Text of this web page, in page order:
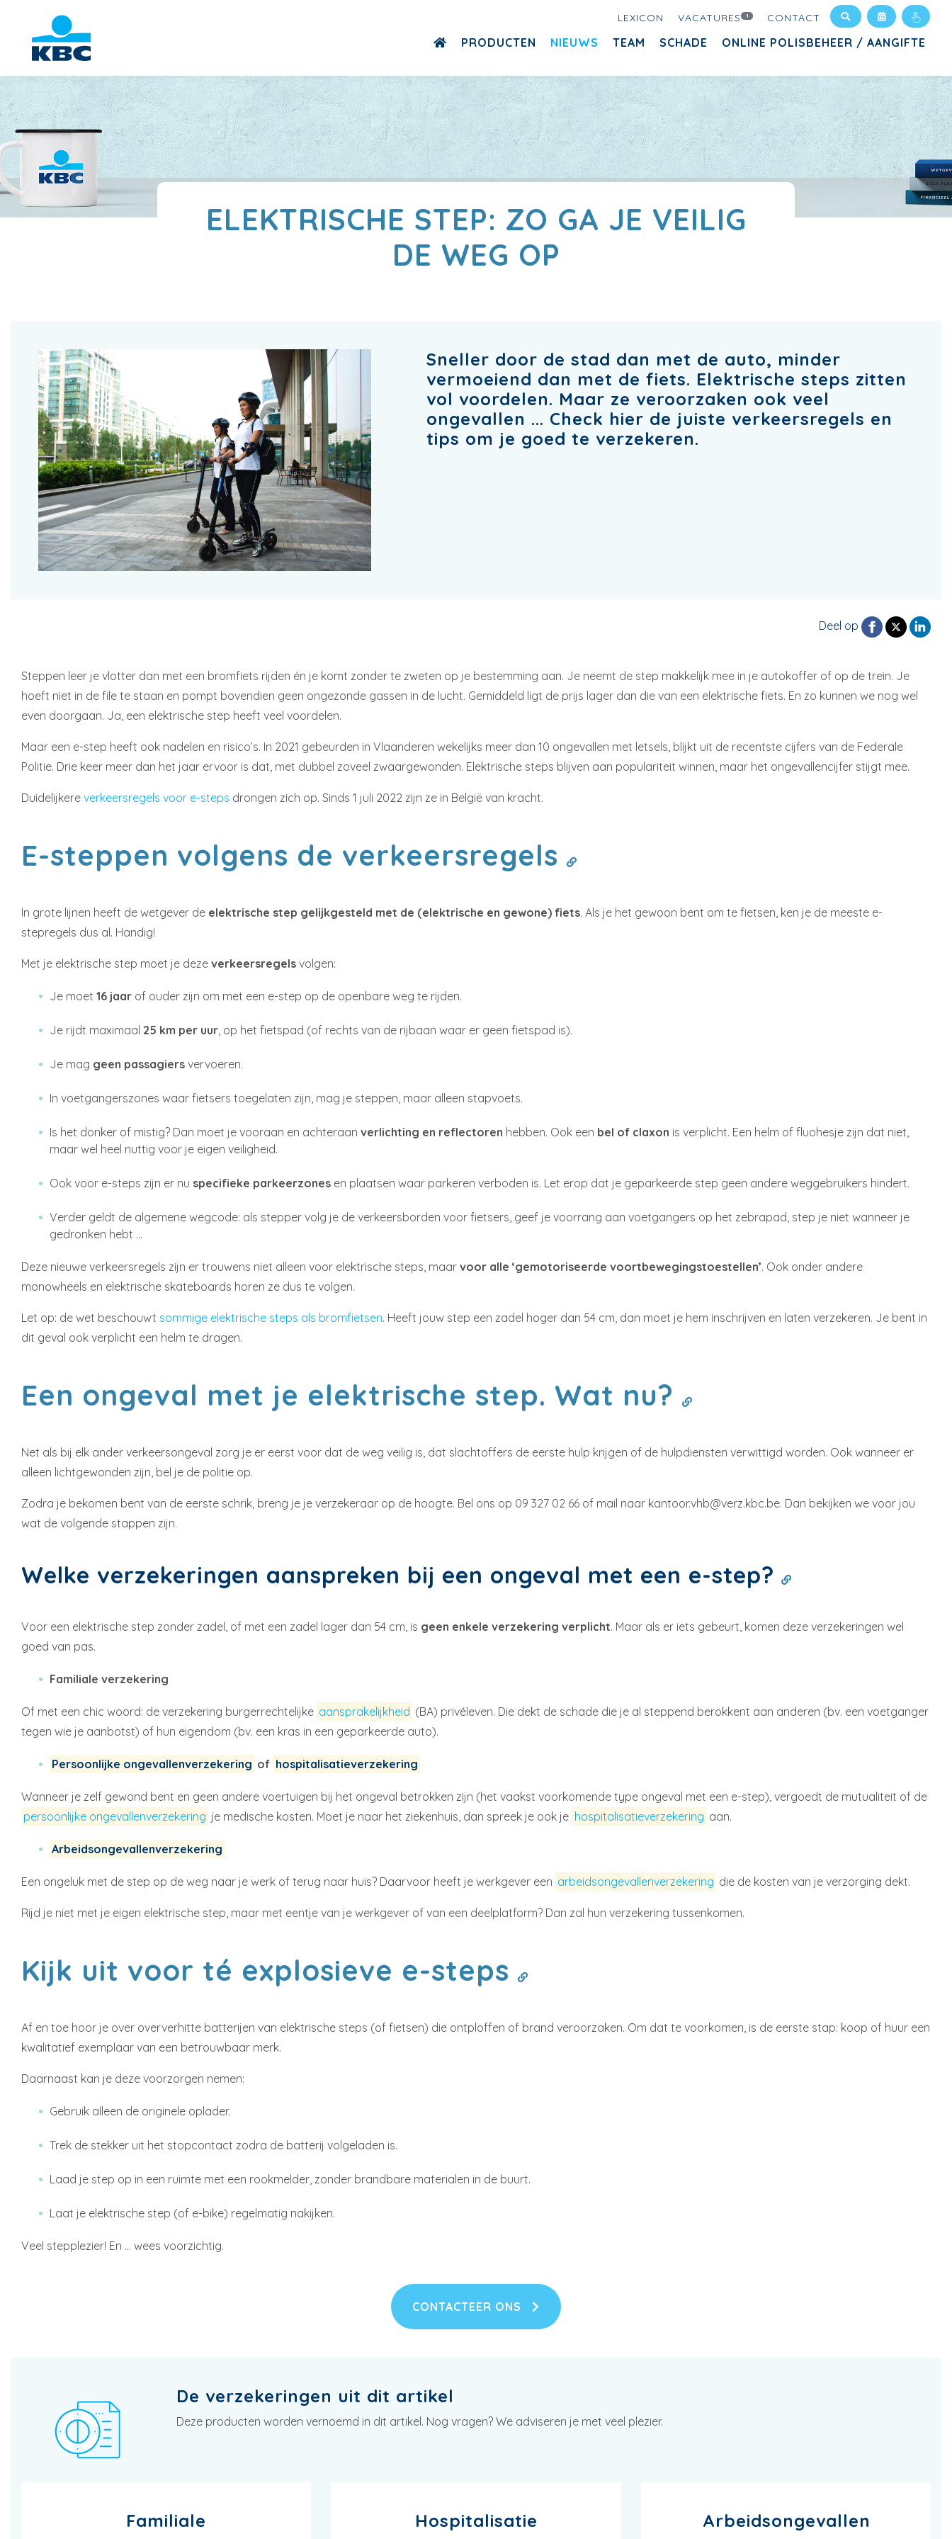
LEXICON VACATURES 1 CONTACT
PRODUCTEN NIEUWS TEAM SCHADE ONLINE POLISBEHEER / AANGIFTE
ELEKTRISCHE STEP: ZO GA JE VEILIG
DE WEG OP
Sneller door de stad dan met de auto, minder
vermoeiend dan met de fiets. Elektrische steps zitten
vol voordelen. Maar ze veroorzaken ook veel
ongevallen ... Check hier de juiste verkeersregels en
tips om je goed te verzekeren.
Deel op
Steppen leer je vlotter dan met een bromfiets rijden én je komt zonder te zweten op je bestemming aan. Je neemt de step makkelijk mee in je autokoffer of op de trein. Je
hoeft niet in de file te staan en pompt bovendien geen ongezonde gassen in de lucht. Gemiddeld ligt de prijs lager dan die van een elektrische fiets. En zo kunnen we nog wel
even doorgaan. Ja, een elektrische step heeft veel voordelen.
Maar een e-step heeft ook nadelen en risico’s. In 2021 gebeurden in Vlaanderen wekelijks meer dan 10 ongevallen met letsels, blijkt uit de recentste cijfers van de Federale
Politie. Drie keer meer dan het jaar ervoor is dat, met dubbel zoveel zwaargewonden. Elektrische steps blijven aan populariteit winnen, maar het ongevallencijfer stijgt mee.
Duidelijkere verkeersregels voor e-steps drongen zich op. Sinds 1 juli 2022 zijn ze in België van kracht.
E-steppen volgens de verkeersregels
In grote lijnen heeft de wetgever de elektrische step gelijkgesteld met de (elektrische en gewone) fiets. Als je het gewoon bent om te fietsen, ken je de meeste e-
stepregels dus al. Handig!
Met je elektrische step moet je deze verkeersregels volgen:
Je moet 16 jaar of ouder zijn om met een e-step op de openbare weg te rijden.
Je rijdt maximaal 25 km per uur, op het fietspad (of rechts van de rijbaan waar er geen fietspad is).
Je mag geen passagiers vervoeren.
In voetgangerszones waar fietsers toegelaten zijn, mag je steppen, maar alleen stapvoets.
Is het donker of mistig? Dan moet je vooraan en achteraan verlichting en reflectoren hebben. Ook een bel of claxon is verplicht. Een helm of fluohesje zijn dat niet,
maar wel heel nuttig voor je eigen veiligheid.
Ook voor e-steps zijn er nu specifieke parkeerzones en plaatsen waar parkeren verboden is. Let erop dat je geparkeerde step geen andere weggebruikers hindert.
Verder geldt de algemene wegcode: als stepper volg je de verkeersborden voor fietsers, geef je voorrang aan voetgangers op het zebrapad, step je niet wanneer je
gedronken hebt …
Deze nieuwe verkeersregels zijn er trouwens niet alleen voor elektrische steps, maar voor alle ‘gemotoriseerde voortbewegingstoestellen’. Ook onder andere
monowheels en elektrische skateboards horen ze dus te volgen.
Let op: de wet beschouwt sommige elektrische steps als bromfietsen. Heeft jouw step een zadel hoger dan 54 cm, dan moet je hem inschrijven en laten verzekeren. Je bent in
dit geval ook verplicht een helm te dragen.
Een ongeval met je elektrische step. Wat nu?
Net als bij elk ander verkeersongeval zorg je er eerst voor dat de weg veilig is, dat slachtoffers de eerste hulp krijgen of de hulpdiensten verwittigd worden. Ook wanneer er
alleen lichtgewonden zijn, bel je de politie op.
Zodra je bekomen bent van de eerste schrik, breng je je verzekeraar op de hoogte. Bel ons op 09 327 02 66 of mail naar kantoor.vhb@verz.kbc.be. Dan bekijken we voor jou
wat de volgende stappen zijn.
Welke verzekeringen aanspreken bij een ongeval met een e-step?
Voor een elektrische step zonder zadel, of met een zadel lager dan 54 cm, is geen enkele verzekering verplicht. Maar als er iets gebeurt, komen deze verzekeringen wel
goed van pas.
Familiale verzekering
Of met een chic woord: de verzekering burgerrechtelijke aansprakelijkheid (BA) privéleven. Die dekt de schade die je al steppend berokkent aan anderen (bv. een voetganger
tegen wie je aanbotst) of hun eigendom (bv. een kras in een geparkeerde auto).
Persoonlijke ongevallenverzekering of hospitalisatieverzekering
Wanneer je zelf gewond bent en geen andere voertuigen bij het ongeval betrokken zijn (het vaakst voorkomende type ongeval met een e-step), vergoedt de mutualiteit of de
persoonlijke ongevallenverzekering je medische kosten. Moet je naar het ziekenhuis, dan spreek je ook je hospitalisatieverzekering aan.
Arbeidsongevallenverzekering
Een ongeluk met de step op de weg naar je werk of terug naar huis? Daarvoor heeft je werkgever een arbeidsongevallenverzekering die de kosten van je verzorging dekt.
Rijd je niet met je eigen elektrische step, maar met eentje van je werkgever of van een deelplatform? Dan zal hun verzekering tussenkomen.
Kijk uit voor té explosieve e-steps
Af en toe hoor je over oververhitte batterijen van elektrische steps (of fietsen) die ontploffen of brand veroorzaken. Om dat te voorkomen, is de eerste stap: koop of huur een
kwalitatief exemplaar van een betrouwbaar merk.
Daarnaast kan je deze voorzorgen nemen:
Gebruik alleen de originele oplader.
Trek de stekker uit het stopcontact zodra de batterij volgeladen is.
Laad je step op in een ruimte met een rookmelder, zonder brandbare materialen in de buurt.
Laat je elektrische step (of e-bike) regelmatig nakijken.
Veel stepplezier! En … wees voorzichtig.
CONTACTEER ONS
De verzekeringen uit dit artikel
Deze producten worden vernoemd in dit artikel. Nog vragen? We adviseren je met veel plezier.
Familiale Hospitalisatie Arbeidsongevallen